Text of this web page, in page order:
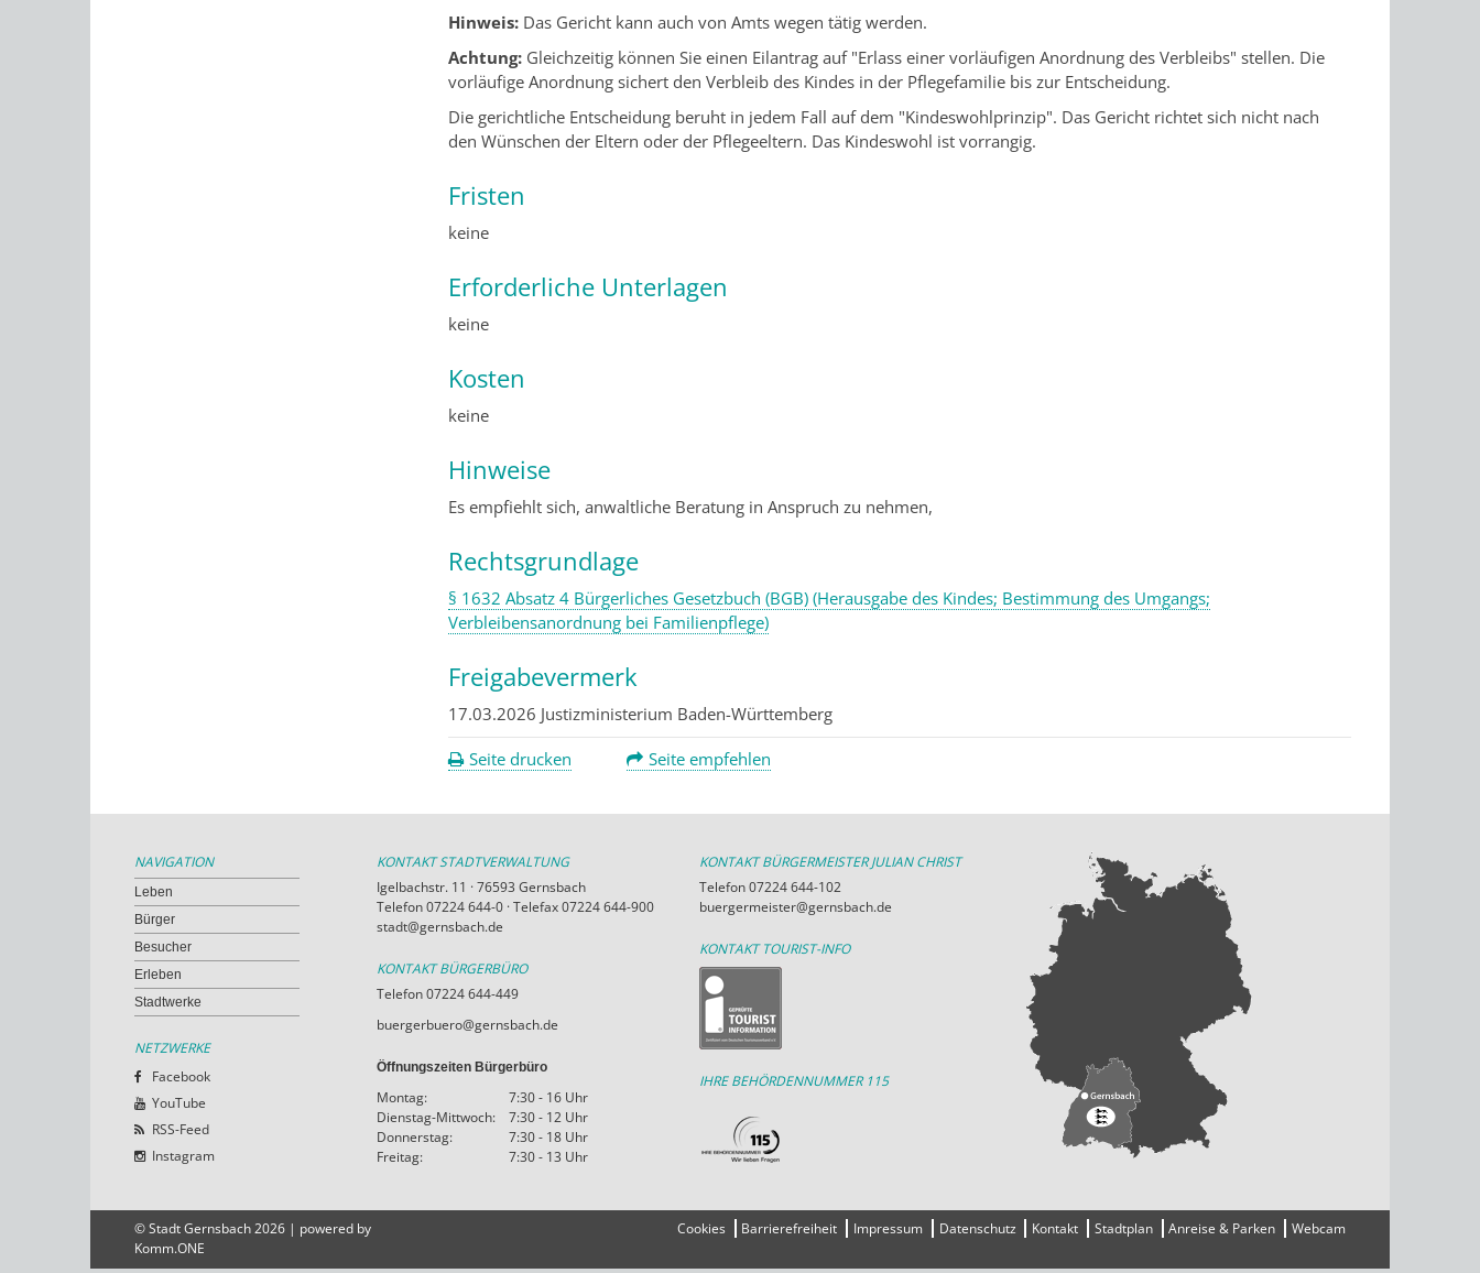
Hinweis: Das Gericht kann auch von Amts wegen tätig werden.
Achtung: Gleichzeitig können Sie einen Eilantrag auf "Erlass einer vorläufigen Anordnung des Verbleibs" stellen. Die
vorläufige Anordnung sichert den Verbleib des Kindes in der Pflegefamilie bis zur Entscheidung.
Die gerichtliche Entscheidung beruht in jedem Fall auf dem "Kindeswohlprinzip". Das Gericht richtet sich nicht nach
den Wünschen der Eltern oder der Pflegeeltern. Das Kindeswohl ist vorrangig.
Fristen
keine
Erforderliche Unterlagen
keine
Kosten
keine
Hinweise
Es empfiehlt sich, anwaltliche Beratung in Anspruch zu nehmen,
Rechtsgrundlage
§ 1632 Absatz 4 Bürgerliches Gesetzbuch (BGB) (Herausgabe des Kindes; Bestimmung des Umgangs;
Verbleibensanordnung bei Familienpflege)
Freigabevermerk
17.03.2026 Justizministerium Baden-Württemberg
Seite drucken Seite empfehlen
NAVIGATION
Leben
Bürger
Besucher
Erleben
Stadtwerke
NETZWERKE
Facebook
YouTube
RSS-Feed
Instagram
KONTAKT STADTVERWALTUNG
Igelbachstr. 11 · 76593 Gernsbach
Telefon 07224 644-0 · Telefax 07224 644-900
stadt@gernsbach.de
KONTAKT BÜRGERBÜRO
Telefon 07224 644-449
buergerbuero@gernsbach.de
Öffnungszeiten Bürgerbüro
Montag:
7:30 - 16 Uhr
Dienstag-Mittwoch:
7:30 - 12 Uhr
Donnerstag:
7:30 - 18 Uhr
Freitag:
7:30 - 13 Uhr
KONTAKT BÜRGERMEISTER JULIAN CHRIST
Telefon 07224 644-102
buergermeister@gernsbach.de
KONTAKT TOURIST-INFO
IHRE BEHÖRDENNUMMER 115
© Stadt Gernsbach 2026 | powered by
Komm.ONE
Cookies Barrierefreiheit Impressum Datenschutz Kontakt Stadtplan Anreise & Parken Webcam